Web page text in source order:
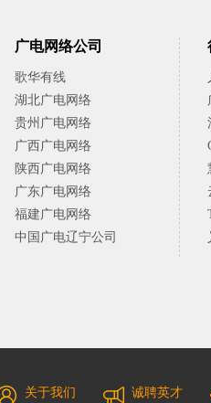
广电网络公司
歌华有线
湖北广电网络
贵州广电网络
广西广电网络
陕西广电网络
广东广电网络
福建广电网络
中国广电辽宁公司
关于我们 诚聘英才